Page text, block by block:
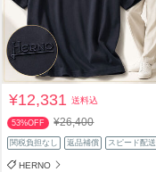
¥12,331送料込
53%OFF ¥26,400
関税負担なし 返品補償 スピード配送
HERNO